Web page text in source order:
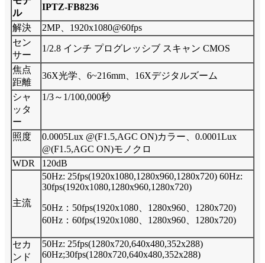
ル
IPTZ-FB8236
解決
2MP、1920x1080@60fps
セン
サー
1/2.8 インチ プログレッシブ スキャン CMOS
焦点
距離
36X光学、6~216mm、16Xデジタルズーム
シャ
ッタ
ー
1/3～1/100,000秒
照度
0.0005Lux @(F1.5,AGC ON)カラー、0.0001Lux
@(F1.5,AGC ON)モノクロ
WDR
120dB
主流
50Hz: 25fps(1920x1080,1280x960,1280x720) 60Hz:
30fps(1920x1080,1280x960,1280x720)
50Hz：50fps(1920x1080、1280x960、1280x720)
60Hz：60fps(1920x1080、1280x960、1280x720)
セカ
ンド
50Hz: 25fps(1280x720,640x480,352x288)
60Hz;30fps(1280x720,640x480,352x288)